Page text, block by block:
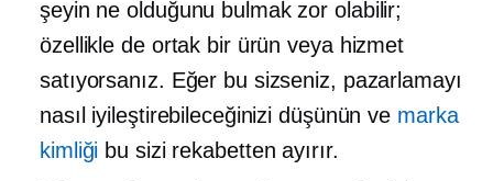
şeyin ne olduğunu bulmak zor olabilir;
özellikle de ortak bir ürün veya hizmet
satıyorsanız. Eğer bu sizseniz, pazarlamayı
nasıl iyileştirebileceğinizi düşünün ve marka
kimliği bu sizi rekabetten ayırır.